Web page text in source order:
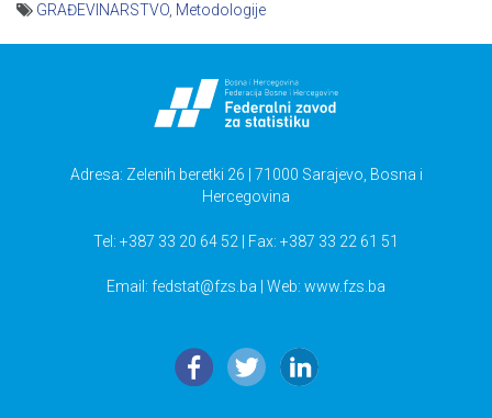
GRAĐEVINARSTVO Metodologije
Adresa: Zelenih beretki 26 | 71000 Sarajevo, Bosna i
Hercegovina
Tel: +387 33 20 64 52 | Fax: +387 33 22 61 51
Email: fedstat@fzs.ba | Web: www.fzs.ba